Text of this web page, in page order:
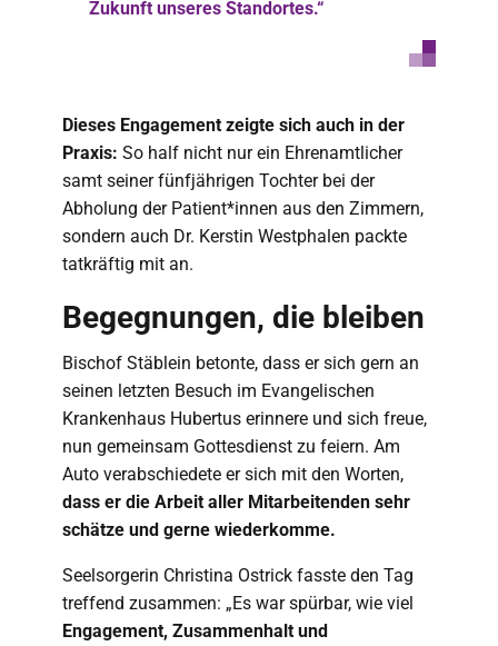
Zukunft unseres Standortes.“
Dieses Engagement zeigte sich auch in der
Praxis: So half nicht nur ein Ehrenamtlicher
samt seiner fünfjährigen Tochter bei der
Abholung der Patient*innen aus den Zimmern,
sondern auch Dr. Kerstin Westphalen packte
tatkräftig mit an.
Begegnungen, die bleiben
Bischof Stäblein betonte, dass er sich gern an
seinen letzten Besuch im Evangelischen
Krankenhaus Hubertus erinnere und sich freue,
nun gemeinsam Gottesdienst zu feiern. Am
Auto verabschiedete er sich mit den Worten,
dass er die Arbeit aller Mitarbeitenden sehr
schätze und gerne wiederkomme.
Seelsorgerin Christina Ostrick fasste den Tag
treffend zusammen: „Es war spürbar, wie viel
Engagement, Zusammenhalt und